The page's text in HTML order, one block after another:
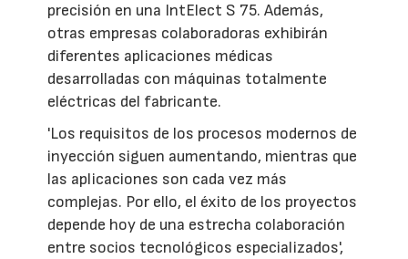
precisión en una IntElect S 75. Además,
otras empresas colaboradoras exhibirán
diferentes aplicaciones médicas
desarrolladas con máquinas totalmente
eléctricas del fabricante.
'Los requisitos de los procesos modernos de
inyección siguen aumentando, mientras que
las aplicaciones son cada vez más
complejas. Por ello, el éxito de los proyectos
depende hoy de una estrecha colaboración
entre socios tecnológicos especializados',